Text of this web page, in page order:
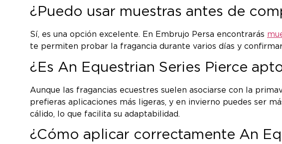
¿Puedo usar muestras antes de
Sí, es una opción excelente. En Embrujo Persa encontrarás
te permiten probar la fragancia durante varios días y
¿Es An Equestrian Series Pierce
Aunque las fragancias ecuestres suelen asociarse con la
prefieras aplicaciones más ligeras, y en invierno puedes ser
cálido, lo que facilita su adaptabilidad.
¿Cómo aplicar correctamente An